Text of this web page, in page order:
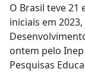
O Brasil teve 21
iniciais em
ontem pelo
Pesquisas